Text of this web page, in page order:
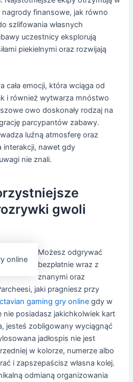
nagrody finansowe, jak równo
szlifowania własnych
uczestnicy eksplorują
piekielnymi oraz rozwijają
cała emocji, która wciąga od
i również wytwarza mnóstwo
owo doskonały rodzaj na
parcypantów zabawy.
luźną atmosferę oraz
interakcji, nawet gdy
nie znali.
gwoli
Możesz odgrywać
bezpłatnie wraz z
znanymi oraz
jaki pragniesz przy
gaming gry online gdy w
nie posiadasz jakichkolwiek kart
jesteś zobligowany wyciągnąć
jadłospis nie jest
w kolorze, numerze albo
i zapszepaścisz własna kolej.
odmianą organizowania